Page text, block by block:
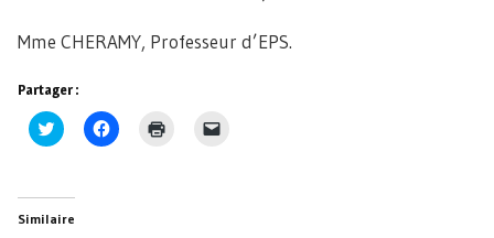
Mme CHERAMY, Professeur d’EPS.
Partager :
Cliquez
pour
dans
une
nouvelle
Cliquez
pour
Cliquer
Similaire